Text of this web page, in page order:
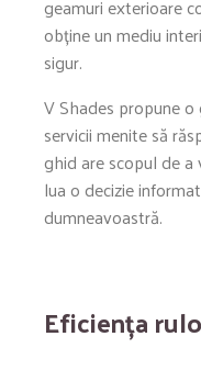
geamuri exterioare
obține un mediu
sigur.
V Shades propune
servicii menite să
ghid are scopul de
lua o decizie
dumneavoastră.
Eficiența